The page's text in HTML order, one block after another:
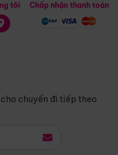
chuyến đi tiếp theo
tôi Chấp nhận thanh toán